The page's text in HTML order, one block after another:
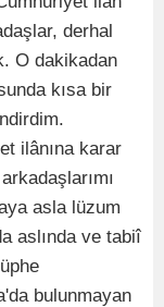
derhal
O dakikadan
kısa bir
ilânına karar
asla lüzum
aslında ve tabiî
bulunmayan